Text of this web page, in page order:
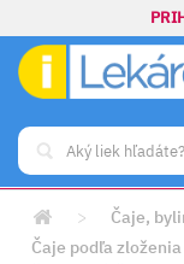
> Čaje,
Čaje podľa zloženia